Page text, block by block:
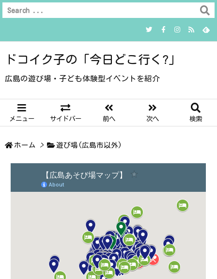
ドコイク子の「今日どこ行く?」
広島の遊び場・子ども体験型イベントを紹介
メニュー サイドバー 前へ 次へ 検索
ホーム > 遊び場(広島市以外)